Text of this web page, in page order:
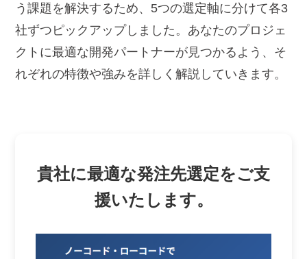
う課題を解決するため、5つの選定軸に分けて各3
社ずつピックアップしました。あなたのプロジェ
クトに最適な開発パートナーが見つかるよう、そ
れぞれの特徴や強みを詳しく解説していきます。
貴社に最適な発注先選定をご支
援いたします。